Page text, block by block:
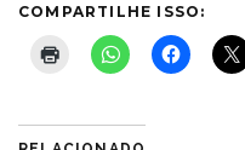
COMPARTILHE ISSO: